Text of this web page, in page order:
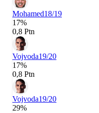
Mohamed18/19
17%
0,8 Ptn
Vojvoda19/20
17%
0,8 Ptn
Vojvoda19/20
29%